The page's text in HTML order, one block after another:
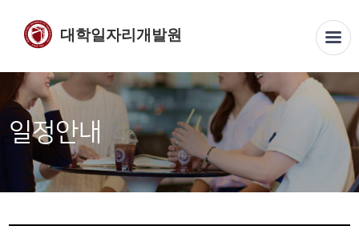
대학일자리개발원
일정안내